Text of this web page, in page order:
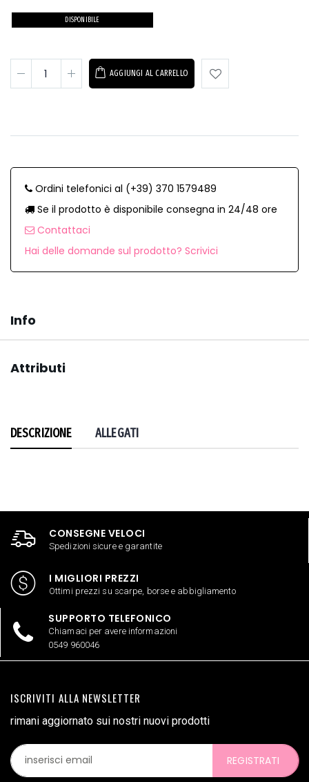
DISPONIBILE
AGGIUNGI AL CARRELLO
Ordini telefonici al (+39) 370 1579489
Se il prodotto è disponibile consegna in 24/48 ore
Contattaci
Hai delle domande sul prodotto? Scrivici
Info
Attributi
DESCRIZIONE ALLEGATI
CONSEGNE VELOCI
Spedizioni sicure e garantite
I MIGLIORI PREZZI
Ottimi prezzi su scarpe, borse e abbigliamento
SUPPORTO TELEFONICO
Chiamaci per avere informazioni
0549 960046
ISCRIVITI ALLA NEWSLETTER
rimani aggiornato sui nostri nuovi prodotti
REGISTRATI